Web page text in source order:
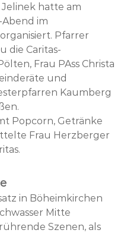
hatte am
Abend im
Pfarrer
die Caritas-
Frau PAss Christa
und
Kaumberg
Popcorn, Getränke
Frau Herzberger
in Böheimkirchen
Mitte
Szenen, als